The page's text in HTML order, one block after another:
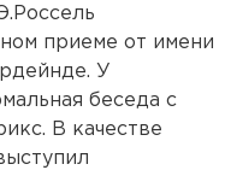
приеме от имени
У
беседа с
В качестве